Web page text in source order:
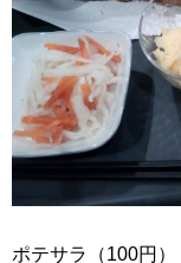
ポテサラ（100円）